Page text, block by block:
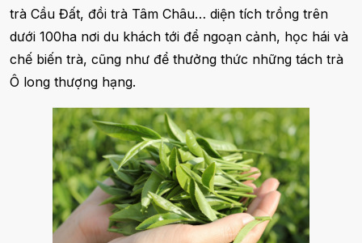
trà Cầu Đất, đồi trà Tâm Châu… diện tích trồng trên
dưới 100ha nơi du khách tới để ngoạn cảnh, học hái và
chế biến trà, cũng như để thưởng thức những tách trà
Ô long thượng hạng.